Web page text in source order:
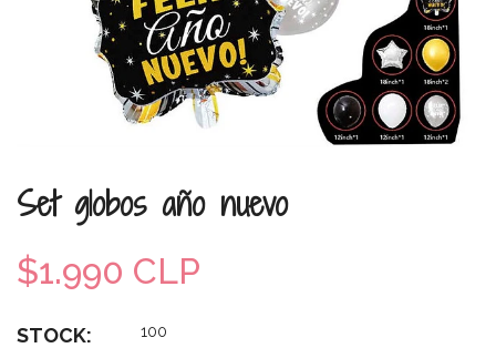
Set globos año nuevo
$1.990 CLP
STOCK: 100